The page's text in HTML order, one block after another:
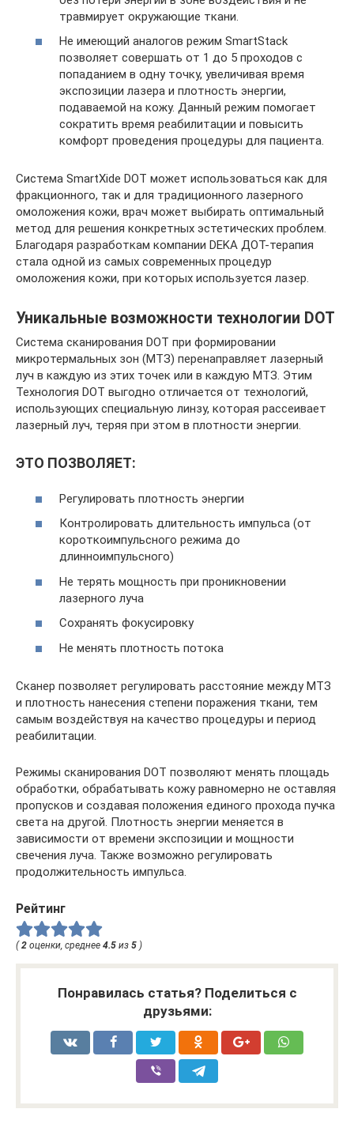
травмирует окружающие ткани.
Не имеющий аналогов режим SmartStack
позволяет совершать от 1 до 5 проходов с
попаданием в одну точку, увеличивая время
экспозиции лазера и плотность энергии,
подаваемой на кожу. Данный режим помогает
сократить время реабилитации и повысить
комфорт проведения процедуры для пациента.
Система SmartXide DOT может использоваться как для
фракционного, так и для традиционного лазерного
омоложения кожи, врач может выбирать оптимальный
метод для решения конкретных эстетических проблем.
Благодаря разработкам компании DEKA ДОТ-терапия
стала одной из самых современных процедур
омоложения кожи, при которых используется лазер.
Уникальные возможности технологии DOT
Система сканирования DOT при формировании
микротермальных зон (МТЗ) перенаправляет лазерный
луч в каждую из этих точек или в каждую МТЗ. Этим
Технология DOT выгодно отличается от технологий,
использующих специальную линзу, которая рассеивает
лазерный луч, теряя при этом в плотности энергии.
ЭТО ПОЗВОЛЯЕТ:
Регулировать плотность энергии
Контролировать длительность импульса (от
короткоимпульсного режима до
длинноимпульсного)
Не терять мощность при проникновении
лазерного луча
Сохранять фокусировку
Не менять плотность потока
Сканер позволяет регулировать расстояние между МТЗ
и плотность нанесения степени поражения ткани, тем
самым воздействуя на качество процедуры и период
реабилитации.
Режимы сканирования DOT позволяют менять площадь
обработки, обрабатывать кожу равномерно не оставляя
пропусков и создавая положения единого прохода пучка
света на другой. Плотность энергии меняется в
зависимости от времени экспозиции и мощности
свечения луча. Также возможно регулировать
продолжительность импульса.
Рейтинг
( 2 оценки, среднее 4.5 из 5 )
Понравилась статья? Поделиться с
друзьями: